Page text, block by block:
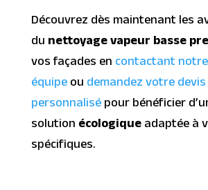
Découvrez dès maintenant les
dunettoyage vapeur basse
vos façades encontactant notre
équipeoudemandez votre devis
personnalisépour bénéficier
solutionécologiqueadaptée à
spécifiques.